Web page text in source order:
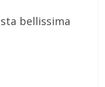
bellissima